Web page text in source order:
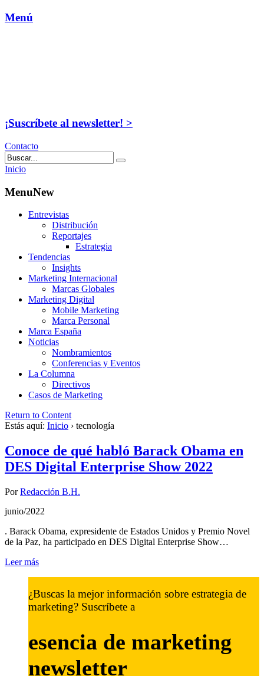
Menú
¡Suscríbete al newsletter! >
Contacto
Inicio
MenuNew
Entrevistas
Distribución
Reportajes
Estrategia
Tendencias
Insights
Marketing Internacional
Marcas Globales
Marketing Digital
Mobile Marketing
Marca Personal
Marca España
Noticias
Nombramientos
Conferencias y Eventos
La Columna
Directivos
Casos de Marketing
Return to Content
Estás aquí: Inicio › tecnología
Conoce de qué habló Barack Obama en
DES Digital Enterprise Show 2022
PorRedacción B.H.
junio/2022
. Barack Obama, expresidente de Estados Unidos y Premio Novel
de la Paz, ha participado en DES Digital Enterprise Show…
Leer más
¿Buscas la mejor información sobre estrategia de
marketing? Suscríbete a
esencia de marketing
newsletter